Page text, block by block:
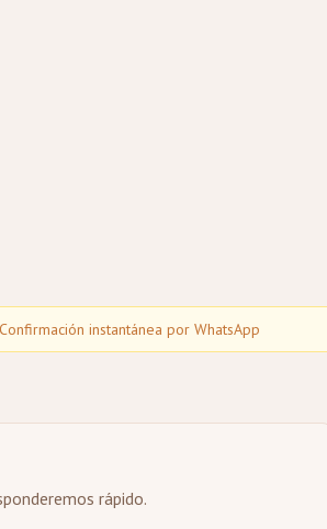
instantánea por WhatsApp
rápido.